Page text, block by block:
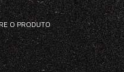
O PRODUTO